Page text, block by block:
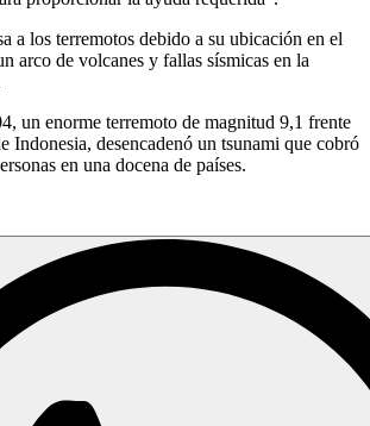
a los terremotos debido a su ubicación en el
arco de volcanes y fallas sísmicas en la
un enorme terremoto de magnitud 9,1 frente
Indonesia, desencadenó un tsunami que cobró
en una docena de países.